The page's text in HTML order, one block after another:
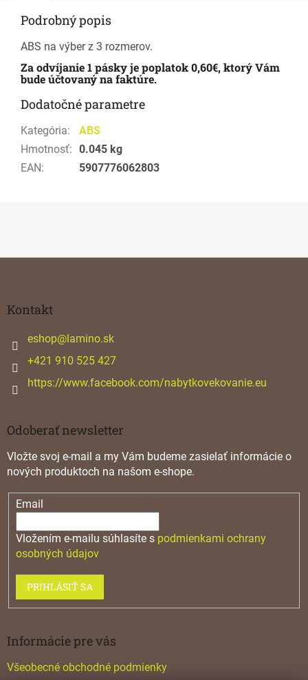
Podrobný popis
ABS na výber z 3 rozmerov.
Za odvíjanie 1 pásky je poplatok 0,60€, ktorý Vám
bude účtovaný na faktúre.
Dodatočné parametre
Kategória:
ABS
Hmotnosť: 0.045 kg
EAN: 5907776062803
Kontakt
eshop@lamino.sk
+421 910 525 427
https://www.facebook.com/nabytkovekovanie.eu
Odoberať newsletter
Vložte svoj e-mail a my Vám budeme zasielať informácie o
nových produktoch na našom e-shope.
Email
Vložením e-mailu súhlasíte s podmienkami ochrany
osobných údajov
PRIHLÁSIŤ SA
Informácie pre vás
Všeobecné obchodné podmienky